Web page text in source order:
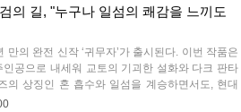
의 길, "누구나 일섬의 쾌감을 느끼도
만의 완전 신작 ‘귀무자’가 출시된다. 이번 작품은
인공으로 내세워 교토의 기괴한 설화와 다크 판타
의 상징인 혼 흡수와 일섬을 계승하면서도, 현대
뜨리기 일섬'을 더해 전투의 깊이를 더했다. 개발